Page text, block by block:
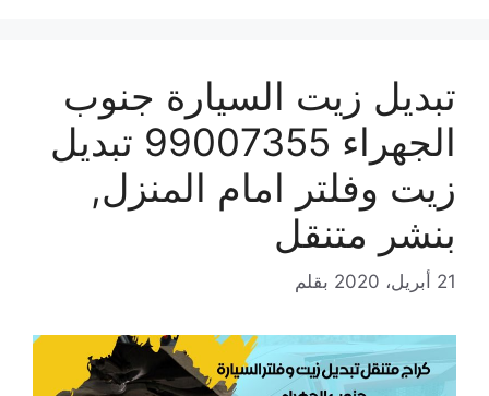
تبديل زيت السيارة جنوب
الجهراء 99007355 تبديل
زيت وفلتر امام المنزل,
بنشر متنقل
21 أبريل، 2020 بقلم